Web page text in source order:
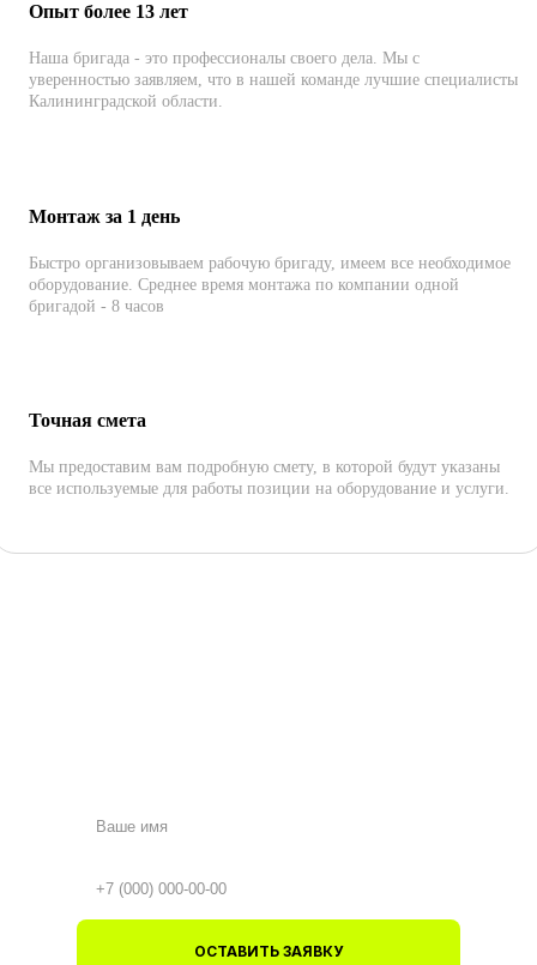
Опыт более 13 лет
Наша бригада - это профессионалы своего дела. Мы с
уверенностью заявляем, что в нашей команде лучшие специалисты
Калининградской области.
Монтаж за 1 день
Быстро организовываем рабочую бригаду, имеем все необходимое
оборудование. Среднее время монтажа по компании одной
бригадой - 8 часов
Точная смета
Мы предоставим вам подробную смету, в которой будут указаны
все используемые для работы позиции на оборудование и услуги.
ОСТАВИТЬ ЗАЯВКУ